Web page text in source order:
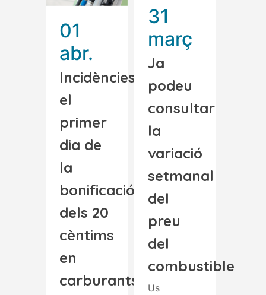
01
abr.
Incidències
el
primer
dia de
la
bonificació
dels 20
cèntims
en
carburants
31
març
Ja
podeu
consultar
la
variació
setmanal
del
preu
del
combustible
Us